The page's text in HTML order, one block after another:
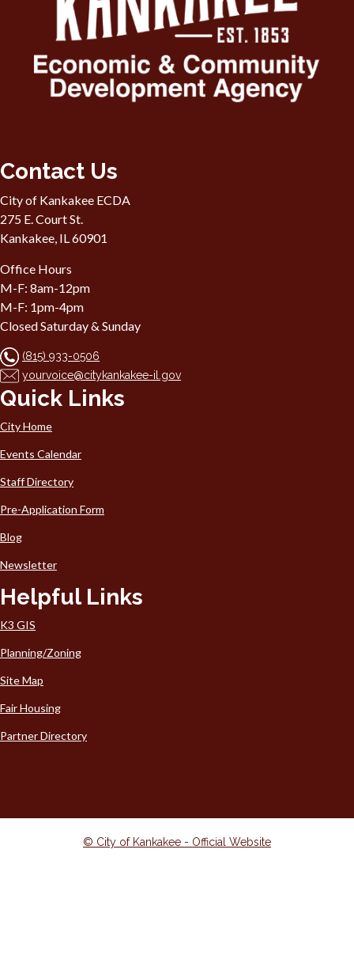
Contact Us
City of Kankakee ECDA
275 E. Court St.
Kankakee, IL 60901
Office Hours
M-F: 8am-12pm
M-F: 1pm-4pm
Closed Saturday & Sunday
(815) 933-0506
yourvoice@citykankakee-il.gov
Quick Links
City Home
Events Calendar
Staff Directory
Pre-Application Form
Blog
Newsletter
Helpful Links
K3 GIS
Planning/Zoning
Site Map
Fair Housing
Partner Directory
© City of Kankakee - Official Website